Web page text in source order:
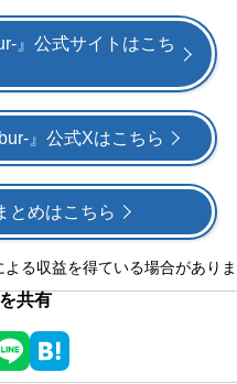
』公式サイトはこち
』公式Xはこちら
とめはこちら
る収益を得ている場合がありま
共有